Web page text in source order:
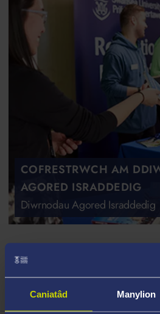
Caniatâd Manylion
COFRESTRWCH AM
AGORED ISRADDEDIG
Diwrnodau Agored Israddedig
Ein Cyrsiau
Gwyddorau Meddygol